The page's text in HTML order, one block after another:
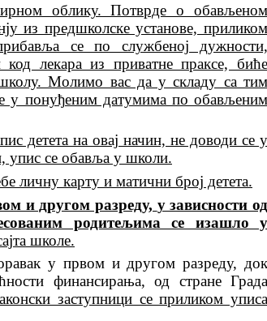
облику. Потврде о обављеном
из предшколске установе, приликом
се по службеној дужности,
лекара из приватне праксе, биће
Молимо вас да у складу са тим
у понуђеним датумима по обављеним
детета на овај начин, не доводи се у
упис се обавља у школи.
личну карту и матични број детета.
и другом разреду, у зависности од
родитељима се изашло у
школе.
у првом и другом разреду, док
финансирања,од стране Града
заступници се приликом